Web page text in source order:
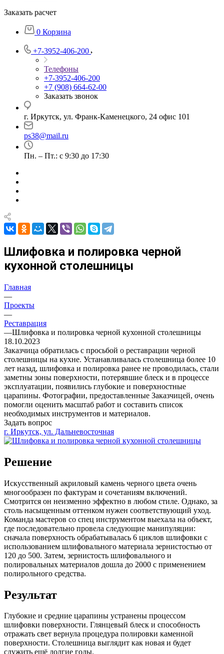
Заказать расчет
0 Корзина
+7-3952-406-200
Телефоны
+7-3952-406-200
+7 (908) 664-62-00
Заказать звонок
г. Иркутск, ул. Франк-Каменецкого, 24 офис 101
ps38@mail.ru
Пн. – Пт.: с 9:30 до 17:30
Шлифовка и полировка черной
кухонной столешницы
Главная
—
Проекты
—
Реставрация
—Шлифовка и полировка черной кухонной столешницы
18.10.2023
Заказчица обратилась с просьбой о реставрации черной
столешницы на кухне. Устанавливалась столешница более 10
лет назад, шлифовка и полировка ранее не проводилась, стали
заметны зоны поверхности, потерявшие блеск и в процессе
эксплуатации, появились глубокие и поверхностные
царапины. Фотографии, предоставленные Заказчицей, очень
помогли оценить масштаб работ и составить список
необходимых инструментов и материалов.
Задать вопрос
г. Иркутск, ул. Дальневосточная
Решение
Искусственный акриловый камень черного цвета очень
многообразен по фактурам и сочетаниям включений.
Смотрится он неизменно эффектно в любом стиле. Однако, за
столь насыщенным оттенком нужен соответствующий уход.
Команда мастеров со спец инструментом выехала на объект,
где последовательно провела следующие манипуляции:
сначала поверхность обрабатывалась 6 циклов шлифовки с
использованием шлифовального материала зернистостью от
120 до 500. Затем, зернистость шлифовального и
полировальных материалов дошла до 2000 с применением
полирольного средства.
Результат
Глубокие и средние царапины устранены процессом
шлифовки поверхности. Глянцевый блеск и способность
отражать свет вернула процедура полировки каменной
поверхности. Столешница выглядит как новая и будет
служить ещё долгие годы.